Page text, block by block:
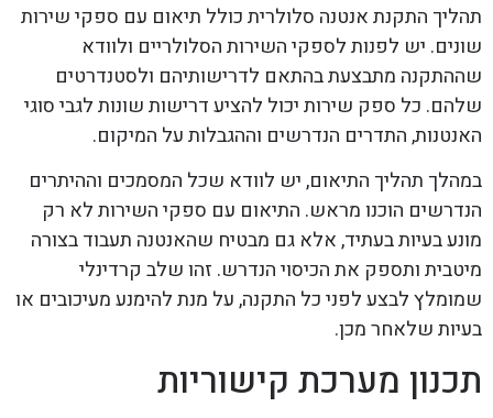
תהליך התקנת אנטנה סלולרית כולל תיאום עם ספקי שירות
שונים. יש לפנות לספקי השירות הסלולריים ולוודא
שההתקנה מתבצעת בהתאם לדרישותיהם ולסטנדרטים
שלהם. כל ספק שירות יכול להציע דרישות שונות לגבי סוגי
האנטנות, התדרים הנדרשים וההגבלות על המיקום.
במהלך תהליך התיאום, יש לוודא שכל המסמכים וההיתרים
הנדרשים הוכנו מראש. התיאום עם ספקי השירות לא רק
מונע בעיות בעתיד, אלא גם מבטיח שהאנטנה תעבוד בצורה
מיטבית ותספק את הכיסוי הנדרש. זהו שלב קרדינלי
שמומלץ לבצע לפני כל התקנה, על מנת להימנע מעיכובים או
בעיות שלאחר מכן.
תכנון מערכת קישוריות